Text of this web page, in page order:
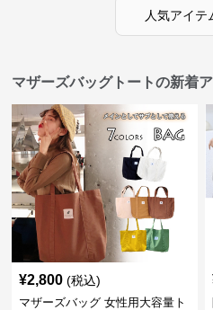
人気アイテ
マザーズバッグトートの新着
¥2,800 (税込)
マザーズバッグ 女性用大容量ト